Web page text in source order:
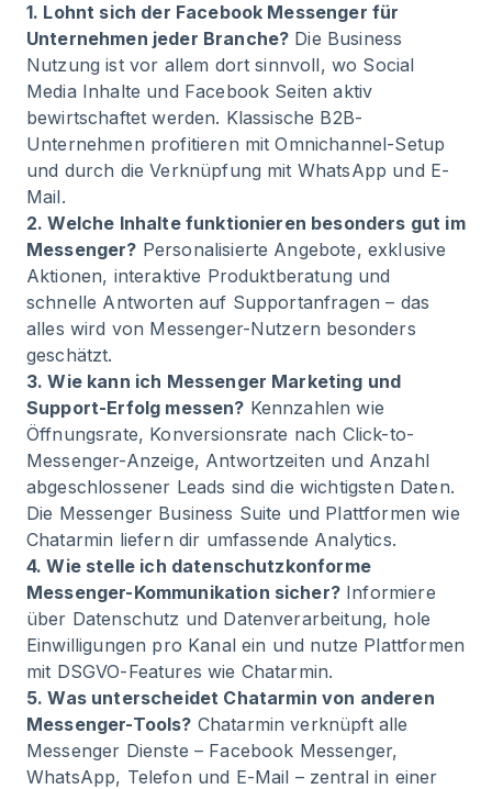
1. Lohnt sich der Facebook Messenger für
Unternehmen jeder Branche? Die Business
Nutzung ist vor allem dort sinnvoll, wo Social
Media Inhalte und Facebook Seiten aktiv
bewirtschaftet werden. Klassische B2B-
Unternehmen profitieren mit Omnichannel-Setup
und durch die Verknüpfung mit WhatsApp und E-
Mail.
2. Welche Inhalte funktionieren besonders gut im
Messenger? Personalisierte Angebote, exklusive
Aktionen, interaktive Produktberatung und
schnelle Antworten auf Supportanfragen – das
alles wird von Messenger-Nutzern besonders
geschätzt.
3. Wie kann ich Messenger Marketing und
Support-Erfolg messen? Kennzahlen wie
Öffnungsrate, Konversionsrate nach Click-to-
Messenger-Anzeige, Antwortzeiten und Anzahl
abgeschlossener Leads sind die wichtigsten Daten.
Die Messenger Business Suite und Plattformen wie
Chatarmin liefern dir umfassende Analytics.
4. Wie stelle ich datenschutzkonforme
Messenger-Kommunikation sicher?Informiere
über Datenschutz und Datenverarbeitung, hole
Einwilligungen pro Kanal ein und nutze Plattformen
mit DSGVO-Features wie Chatarmin.
5. Was unterscheidet Chatarmin von anderen
Messenger-Tools? Chatarmin verknüpft alle
Messenger Dienste – Facebook Messenger,
WhatsApp, Telefon und E-Mail – zentral in einer